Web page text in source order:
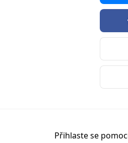
Přihlaste se